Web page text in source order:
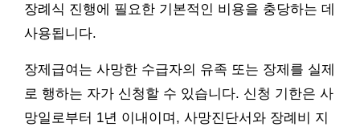
장례식 진행에 필요한 기본적인 비용을 충당하는 데
사용됩니다.
장제급여는 사망한 수급자의 유족 또는 장제를 실제
로 행하는 자가 신청할 수 있습니다. 신청 기한은 사
망일로부터 1년 이내이며, 사망진단서와 장례비 지